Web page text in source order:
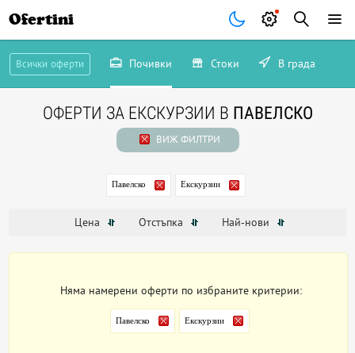
Ofertini
Всички оферти Почивки Стоки В града
ОФЕРТИ ЗА ЕКСКУРЗИИ В ПАВЕЛСКО
ВИЖ ФИЛТРИ
Павелско Екскурзии
Цена Отстъпка Най-нови
Няма намерени оферти по избраните критерии:
Павелско Екскурзии